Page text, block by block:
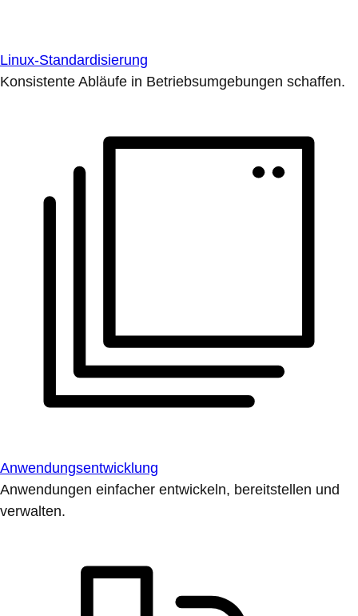
Linux-Standardisierung
Konsistente Abläufe in Betriebsumgebungen schaffen.
Anwendungsentwicklung
Anwendungen einfacher entwickeln, bereitstellen und
verwalten.